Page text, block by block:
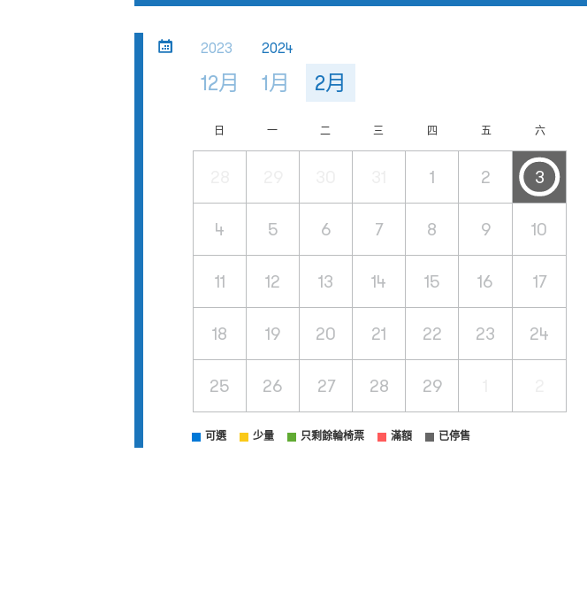
2023
12月
2024
1月 2月
日 一 二 三 四 五 六
1 2 3
4 5 6 7 8 9 10
11 12 13 14 15 16 17
18 19 20 21 22 23 24
25 26 27 28 29
可選 少量 只剩餘輪椅票 滿額 已停售